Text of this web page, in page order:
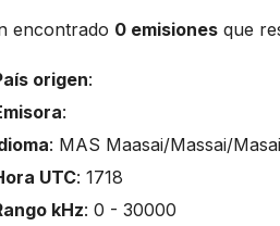
encontrado 0 emisiones que
origen:
:
: MAS Maasai/Massai/Masai
UTC: 1718
kHz: 0 - 30000